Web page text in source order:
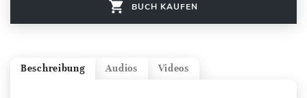
BUCH KAUFEN
Videos
Audios
Beschreibung